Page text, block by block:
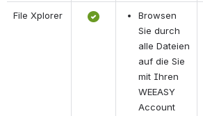
File Xplorer
Browsen
Sie durch
alle Dateien
auf die Sie
mit Ihren
WEEASY
Account